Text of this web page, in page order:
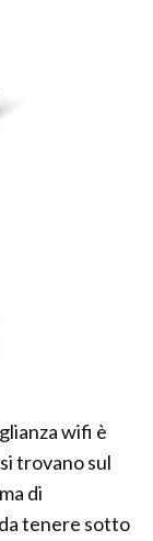
wifi è
trovano sul
di
tenere sotto